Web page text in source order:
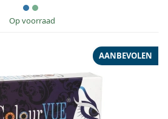
op voorraad
AANBEVOLEN